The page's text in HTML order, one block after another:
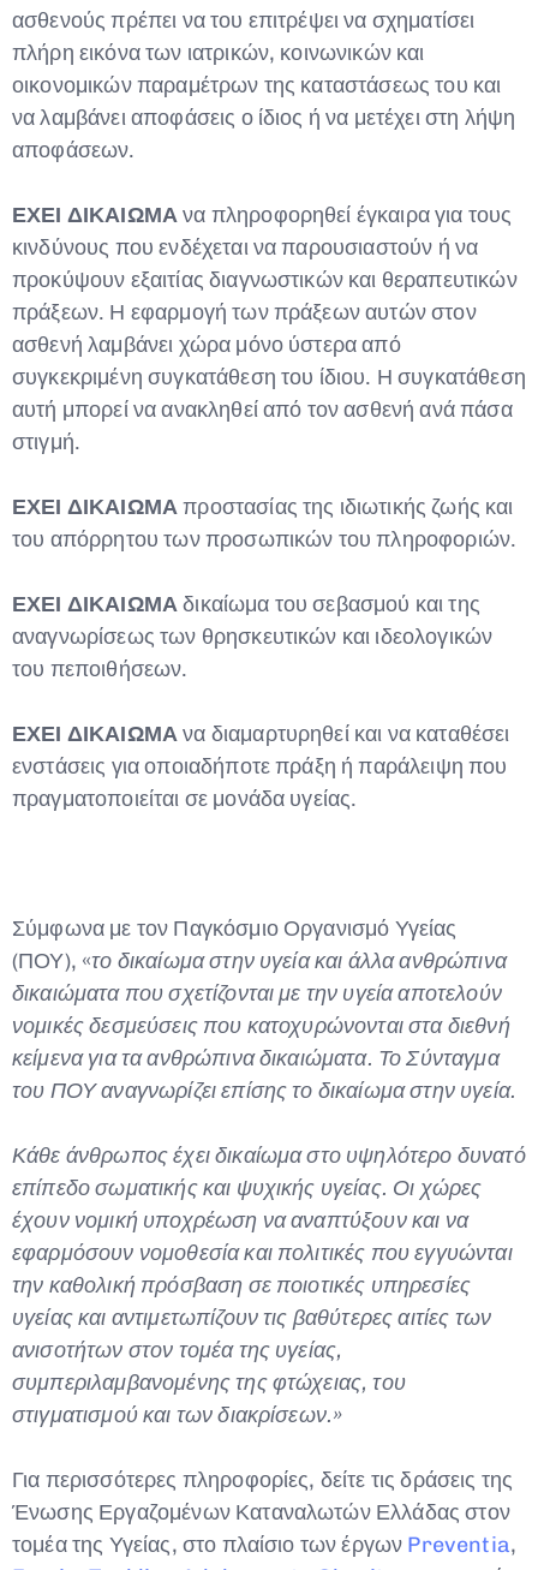
ασθενούς πρέπει να του επιτρέψει να σχηματίσει
πλήρη εικόνα των ιατρικών, κοινωνικών και
οικονομικών παραμέτρων της καταστάσεως του και
να λαμβάνει αποφάσεις ο ίδιος ή να μετέχει στη λήψη
αποφάσεων.
ΕΧΕΙ ΔΙΚΑΙΩΜΑνα πληροφορηθεί έγκαιρα για τους
κινδύνους που ενδέχεται να παρουσιαστούν ή να
προκύψουν εξαιτίας διαγνωστικών και θεραπευτικών
πράξεων. Η εφαρμογή των πράξεων αυτών στον
ασθενή λαμβάνει χώρα μόνο ύστερα από
συγκεκριμένη συγκατάθεση του ίδιου. Η συγκατάθεση
αυτή μπορεί να ανακληθεί από τον ασθενή ανά πάσα
στιγμή.
ΕΧΕΙ ΔΙΚΑΙΩΜΑπροστασίας της ιδιωτικής ζωής και
του απόρρητου των προσωπικών του πληροφοριών.
ΕΧΕΙ ΔΙΚΑΙΩΜΑδικαίωμα του σεβασμού και της
αναγνωρίσεως των θρησκευτικών και ιδεολογικών
του πεποιθήσεων.
ΕΧΕΙ ΔΙΚΑΙΩΜΑνα διαμαρτυρηθεί και να καταθέσει
ενστάσεις για οποιαδήποτε πράξη ή παράλειψη που
πραγματοποιείται σε μονάδα υγείας.
Σύμφωνα με τον Παγκόσμιο Οργανισμό Υγείας
(ΠΟΥ), «το δικαίωμα στην υγεία και άλλα ανθρώπινα
δικαιώματα που σχετίζονται με την υγεία αποτελούν
νομικές δεσμεύσεις που κατοχυρώνονται στα διεθνή
κείμενα για τα ανθρώπινα δικαιώματα. Το Σύνταγμα
του ΠΟΥ αναγνωρίζει επίσης το δικαίωμα στην υγεία.
Κάθε άνθρωπος έχει δικαίωμα στο υψηλότερο δυνατό
επίπεδο σωματικής και ψυχικής υγείας. Οι χώρες
έχουν νομική υποχρέωση να αναπτύξουν και να
εφαρμόσουν νομοθεσία και πολιτικές που εγγυώνται
την καθολική πρόσβαση σε ποιοτικές υπηρεσίες
υγείας και αντιμετωπίζουν τις βαθύτερες αιτίες των
ανισοτήτων στον τομέα της υγείας,
συμπεριλαμβανομένης της φτώχειας, του
στιγματισμού και των διακρίσεων.»
Για περισσότερες πληροφορίες, δείτε τις δράσεις της
Ένωσης Εργαζομένων Καταναλωτών Ελλάδας στον
τομέα της Υγείας, στο πλαίσιο των έργων Preventia,